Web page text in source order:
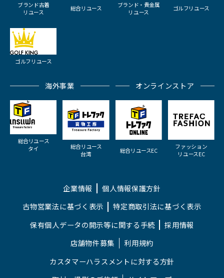
ブランド古着
リユース
総合リユース
ブランド・貴金属
リユース
ゴルフリユース
ゴルフリユース
海外事業
総合リユース
タイ
総合リユース
台湾
オンラインストア
総合リユースEC
ファッション
リユースEC
企業情報
個人情報保護方針
古物営業法に基づく表示
特定商取引法に基づく表示
保有個人データの開示等に関する手続
採用情報
店舗物件募集
利用規約
カスタマーハラスメントに対する方針